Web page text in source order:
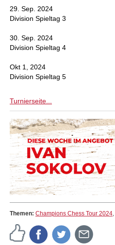
29. Sep. 2024
Division Spieltag 3
30. Sep. 2024
Division Spieltag 4
Okt 1, 2024
Division Spieltag 5
Turnierseite...
Themen: Champions Chess Tour 2024,